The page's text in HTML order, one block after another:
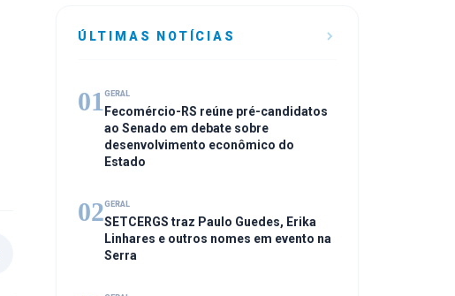
ÚLTIMAS NOTÍCIAS
01 GERAL
Fecomércio-RS reúne pré-candidatos
ao Senado em debate sobre
desenvolvimento econômico do
Estado
02GERAL
SETCERGS traz Paulo Guedes, Erika
Linhares e outros nomes em evento na
Serra